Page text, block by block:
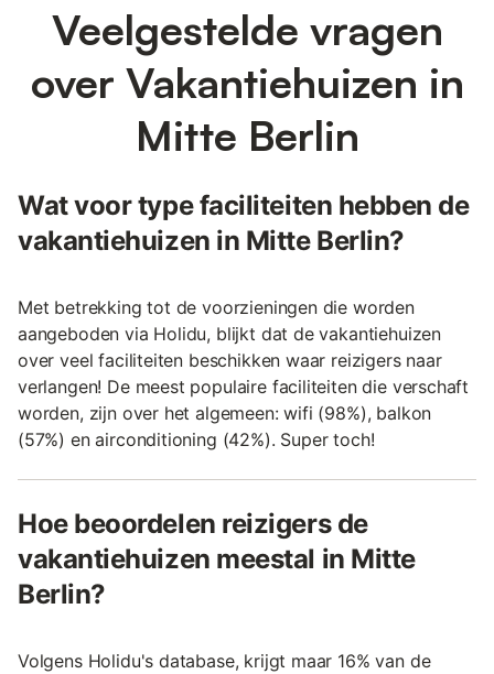
Veelgestelde vragen
over Vakantiehuizen in
Mitte Berlin
Wat voor type faciliteiten hebben de
vakantiehuizen in Mitte Berlin?
Met betrekking tot de voorzieningen die worden
aangeboden via Holidu, blijkt dat de vakantiehuizen
over veel faciliteiten beschikken waar reizigers naar
verlangen! De meest populaire faciliteiten die verschaft
worden, zijn over het algemeen: wifi (98%), balkon
(57%) en airconditioning (42%). Super toch!
Hoe beoordelen reizigers de
vakantiehuizen meestal in Mitte
Berlin?
Volgens Holidu's database, krijgt maar 16% van de